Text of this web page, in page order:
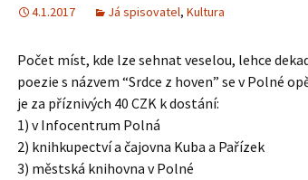
4.1.2017 Já spisovatel, Kultura
Počet míst, kde lze sehnat veselou, lehce
poezie s názvem “Srdce z hoven” se v Polné
je za příznivých 40 CZK k dostání:
1) v Infocentrum Polná
2) knihkupectví a čajovna Kuba a Pařízek
3) městská knihovna v Polné